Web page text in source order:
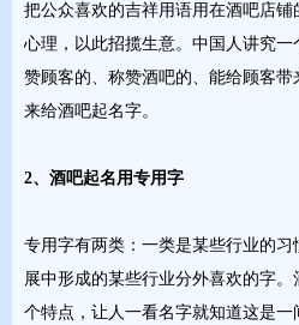
把公众喜欢的吉祥用语用在酒吧店
心理，以此招揽生意。中国人讲究
赞顾客的、称赞酒吧的、能给顾客
来给酒吧起名字。
2、酒吧起名用专用字
专用字有两类：一类是某些行业的
展中形成的某些行业分外喜欢的字
个特点，让人一看名字就知道这是一